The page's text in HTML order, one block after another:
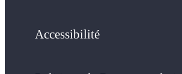
Accessibilité